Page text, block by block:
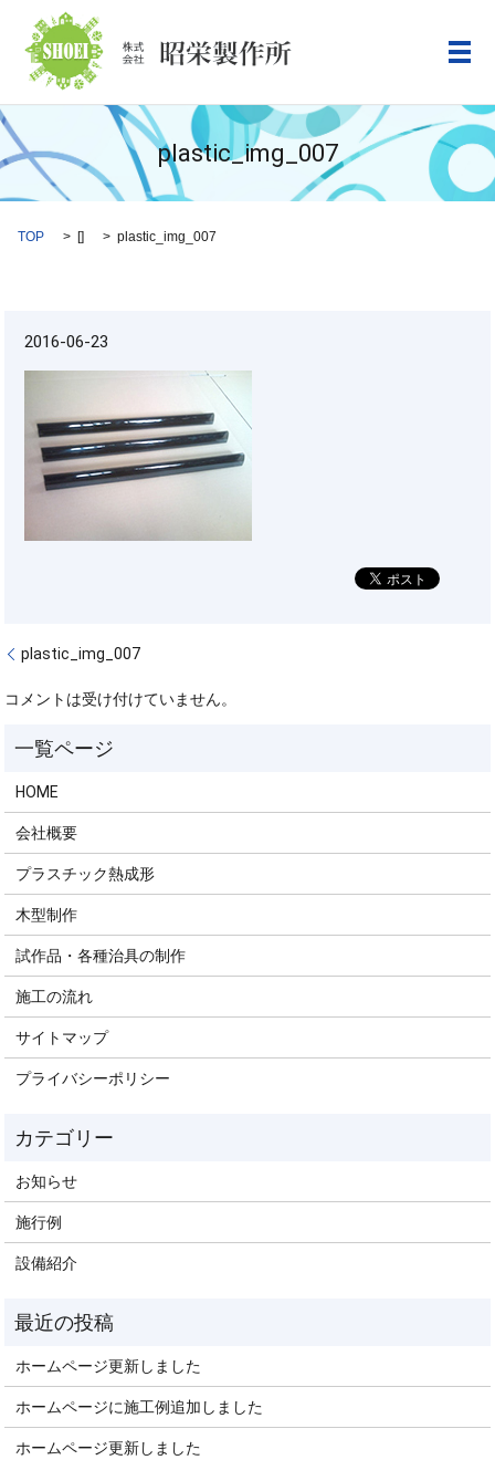
メ
plastic_img_007
TOP [] plastic_img_007
2016-06-23
plastic_img_007
コメントは受け付けていません。
HOME
会社概要
プラスチック熱成形
木型制作
試作品・各種治具の制作
施工の流れ
サイトマップ
プライバシーポリシー
お知らせ
施行例
設備紹介
ホームページ更新しました
ホームページに施工例追加しました
ホームページ更新しました